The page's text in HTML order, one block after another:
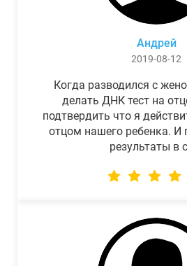
Андрей
2019-08-12
Когда разводился с
делать ДНК тест на
подтвердить что я
отцом нашего ребенка. И
результаты в